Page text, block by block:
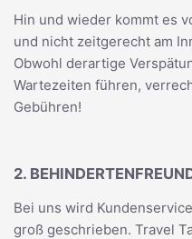
Hin und wieder kommt es
und nicht zeitgerecht am
Obwohl derartige
Wartezeiten führen,
Gebühren!
2.
Bei uns wird
groß geschrieben. Travel